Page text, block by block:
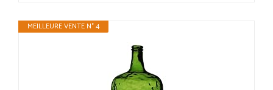
MEILLEURE VENTE N° 4